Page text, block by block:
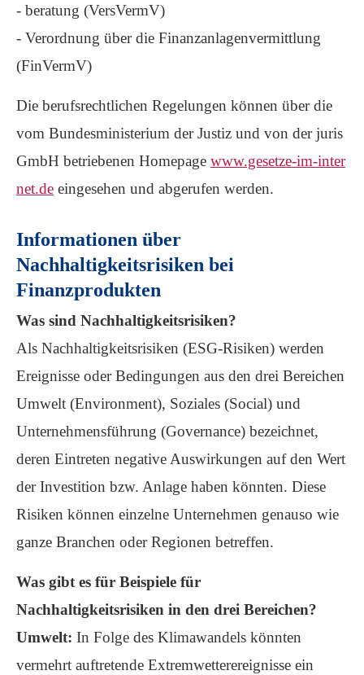
- beratung (VersVermV)
- Verordnung über die Finanzanlagenvermittlung
(FinVermV)
Die berufsrechtlichen Regelungen können über die
vom Bundesministerium der Justiz und von der juris
GmbH betriebenen Homepage www.gesetze-im-inter
net.de eingesehen und abgerufen werden.
Informationen über
Nachhaltigkeitsrisiken bei
Finanzprodukten
Was sind Nachhaltigkeitsrisiken?
Als Nachhaltigkeitsrisiken (ESG-Risiken) werden
Ereignisse oder Bedingungen aus den drei Bereichen
Umwelt (Environment), Soziales (Social) und
Unternehmensführung (Governance) bezeichnet,
deren Eintreten negative Auswirkungen auf den Wert
der Investition bzw. Anlage haben könnten. Diese
Risiken können einzelne Unternehmen genauso wie
ganze Branchen oder Regionen betreffen.
Was gibt es für Beispiele für
Nachhaltigkeitsrisiken in den drei Bereichen?
Umwelt: In Folge des Klimawandels könnten
vermehrt auftretende Extremwetterereignisse ein